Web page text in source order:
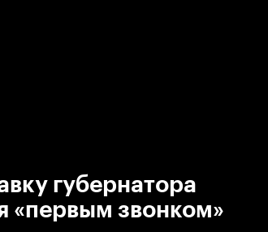
губернатора
«первым звонком»